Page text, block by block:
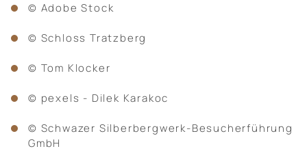
© Adobe Stock
© Schloss Tratzberg
© Tom Klocker
© pexels - Dilek Karakoc
© Schwazer Silberbergwerk-Besucherführung
GmbH